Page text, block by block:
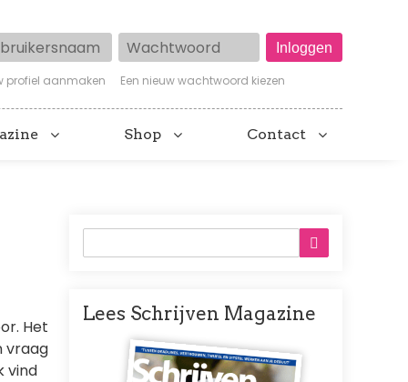
Wachtwoord
profiel aanmaken Een nieuw wachtwoord kiezen
Shop Contact
Het
vraag
vind
Lees Schrijven Magazine
Afbeelding